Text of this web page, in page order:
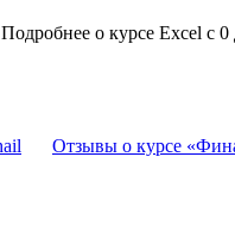
Подробнее о курсе Excel с
Отзывы о курсе